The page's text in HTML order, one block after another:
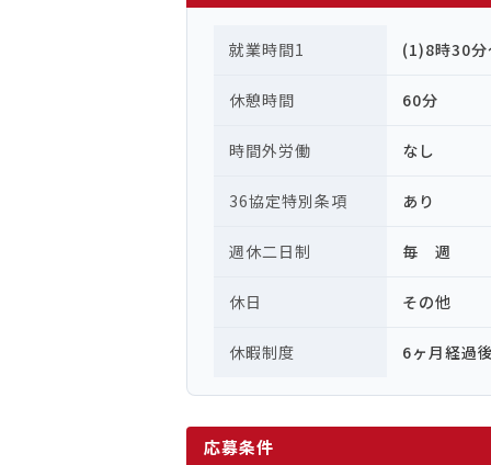
就業時間1 (1)8時30
休憩時間 60分
時間外労働 なし
36協定特別条項 あり
週休二日制 毎 週
休日 その他
休暇制度 6ヶ月経過
応募条件